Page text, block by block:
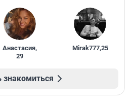
Анастасия,
29
Mirak777,25
знакомиться